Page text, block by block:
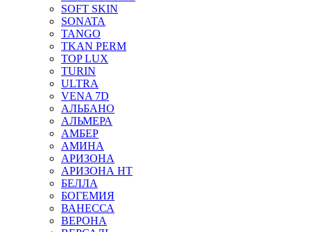
SOFT SKIN
SONATA
TANGO
TKAN PERM
TOP LUX
TURIN
ULTRA
VENA 7D
АЛЬБАНО
АЛЬМЕРА
АМБЕР
АМИНА
АРИЗОНА
АРИЗОНА НТ
БЕЛЛА
БОГЕМИЯ
ВАНЕССА
ВЕРОНА